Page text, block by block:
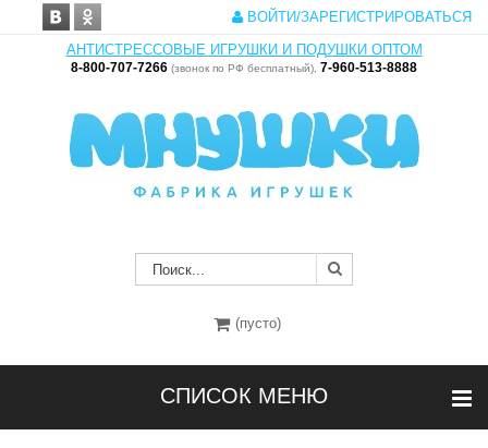
ВОЙТИ/ЗАРЕГИСТРИРОВАТЬСЯ
АНТИСТРЕССОВЫЕ ИГРУШКИ И ПОДУШКИ ОПТОМ
8-800-707-7266 (звонок по РФ бесплатный), 7-960-513-8888
(пусто)
СПИСОК МЕНЮ